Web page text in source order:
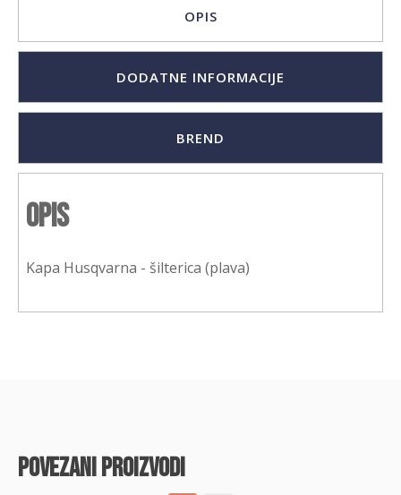
OPIS
DODATNE INFORMACIJE
BREND
Opis
Kapa Husqvarna - šilterica (plava)
povezani proizvodi